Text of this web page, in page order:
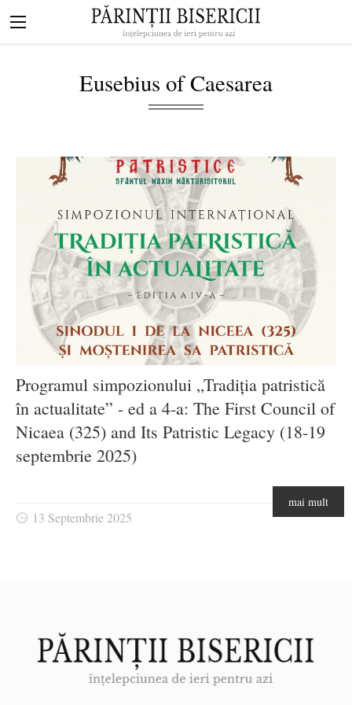
Mergi la conţinutul principal
Navigare
Eusebius of Caesarea
Programul simpozionului „Tradiția patristică
în actualitate” - ed a 4-a: The First Council of
Nicaea (325) and Its Patristic Legacy (18-19
septembrie 2025)
13 Septembrie 2025
mai mult